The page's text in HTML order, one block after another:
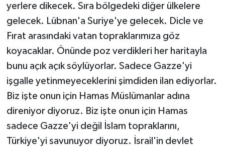
yerlere dikecek. Sıra bölgedeki diğer ülkelere
gelecek. Lübnan'a Suriye'ye gelecek. Dicle ve
Fırat arasındaki vatan topraklarımıza göz
koyacaklar. Önünde poz verdikleri her haritayla
bunu açık açık söylüyorlar. Sadece Gazze'yi
işgalle yetinmeyeceklerini şimdiden ilan ediyorlar.
Biz işte onun için Hamas Müslümanlar adına
direniyor diyoruz. Biz işte onun için Hamas
sadece Gazze'yi değil İslam topraklarını,
Türkiye'yi savunuyor diyoruz. İsrail'in devlet